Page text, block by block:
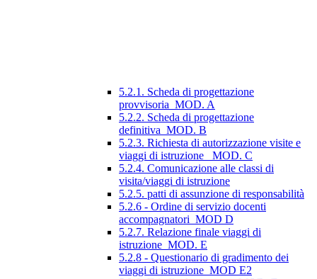
5.2.1. Scheda di progettazione
provvisoria_MOD. A
5.2.2. Scheda di progettazione
definitiva_MOD. B
5.2.3. Richiesta di autorizzazione visite e
viaggi di istruzione_ MOD. C
5.2.4. Comunicazione alle classi di
visita/viaggi di istruzione
5.2.5. patti di assunzione di responsabilità
5.2.6 - Ordine di servizio docenti
accompagnatori_MOD D
5.2.7. Relazione finale viaggi di
istruzione_MOD. E
5.2.8 - Questionario di gradimento dei
viaggi di istruzione_MOD E2